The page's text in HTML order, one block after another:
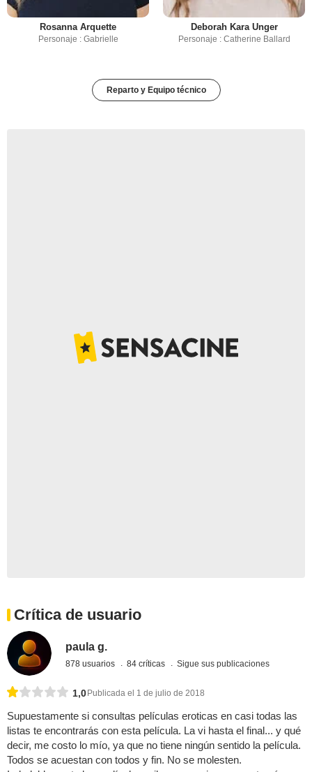
Rosanna Arquette
Personaje : Gabrielle
Deborah Kara Unger
Personaje : Catherine Ballard
Reparto y Equipo técnico
Crítica de usuario
paula g.
878 usuarios 84 críticas Sigue sus publicaciones
1,0 Publicada el 1 de julio de 2018
Supuestamente si consultas películas eroticas en casi todas las
listas te encontrarás con esta película. La vi hasta el final... y qué
decir, me costo lo mío, ya que no tiene ningún sentido la película.
Todos se acuestan con todos y fin. No se molesten.